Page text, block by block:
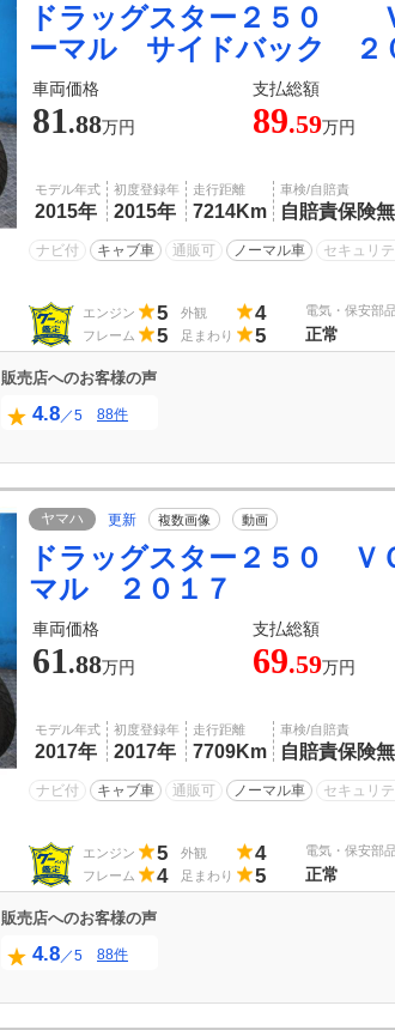
ドラッグスター２５０
ーマル サイドバック ２
車両価格 支払総額
81.88万円 89.59万円
モデル年式
2015年
初度登録年
2015年
走行距離
7214Km
車検/自賠責
自賠責保険
ナビ付 キャブ車 通販可 ノーマル車 セキュリ
エンジン 5 外観 4
フレーム 5 足まわり 5
電気・保安部品
正常
販売店へのお客様の声
4.8／5 88件
ヤマハ 更新 複数画像 動画
ドラッグスター２５０
マル ２０１７
車両価格 支払総額
61.88万円 69.59万円
モデル年式
2017年
初度登録年
2017年
走行距離
7709Km
車検/自賠責
自賠責保険
ナビ付 キャブ車 通販可 ノーマル車 セキュリ
エンジン 5 外観 4
フレーム 4 足まわり 5
電気・保安部品
正常
販売店へのお客様の声
4.8／5 88件